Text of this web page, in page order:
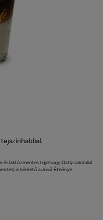
laktózmentes tejjel vagy Oatly zabitallal
is kérhető a Jövő Élménye